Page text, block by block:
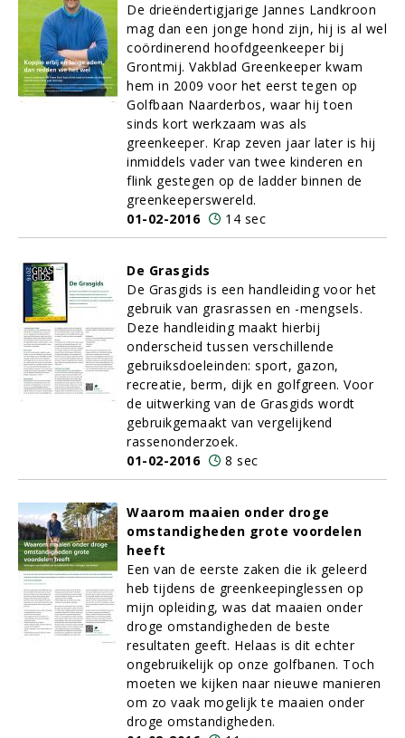
De drieëndertigjarige Jannes Landkroon
mag dan een jonge hond zijn, hij is al wel
coördinerend hoofdgeenkeeper bij
Grontmij. Vakblad Greenkeeper kwam
hem in 2009 voor het eerst tegen op
Golfbaan Naarderbos, waar hij toen
sinds kort werkzaam was als
greenkeeper. Krap zeven jaar later is hij
inmiddels vader van twee kinderen en
flink gestegen op de ladder binnen de
greenkeeperswereld.
01-02-2016
14 sec
De Grasgids
De Grasgids is een handleiding voor het
gebruik van grasrassen en -mengsels.
Deze handleiding maakt hierbij
onderscheid tussen verschillende
gebruiksdoeleinden: sport, gazon,
recreatie, berm, dijk en golfgreen. Voor
de uitwerking van de Grasgids wordt
gebruikgemaakt van vergelijkend
rassenonderzoek.
01-02-2016
8 sec
Waarom maaien onder droge
omstandigheden grote voordelen
heeft
Een van de eerste zaken die ik geleerd
heb tijdens de greenkeepinglessen op
mijn opleiding, was dat maaien onder
droge omstandigheden de beste
resultaten geeft. Helaas is dit echter
ongebruikelijk op onze golfbanen. Toch
moeten we kijken naar nieuwe manieren
om zo vaak mogelijk te maaien onder
droge omstandigheden.